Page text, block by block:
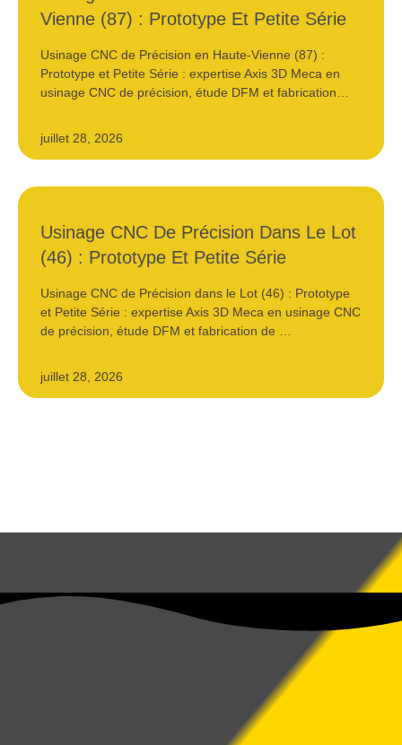
Vienne (87) : Prototype Et Petite Série
Usinage CNC de Précision en Haute-Vienne (87) :
Prototype et Petite Série : expertise Axis 3D Meca en
usinage CNC de précision, étude DFM et fabrication…
juillet 28, 2026
Usinage CNC De Précision Dans Le Lot
(46) : Prototype Et Petite Série
Usinage CNC de Précision dans le Lot (46) : Prototype
et Petite Série : expertise Axis 3D Meca en usinage CNC
de précision, étude DFM et fabrication de …
juillet 28, 2026